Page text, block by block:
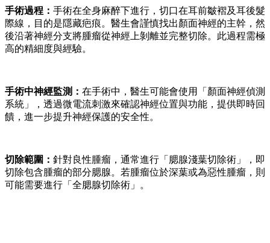
手術過程： 手術在全身麻醉下進行，切口在耳前皺褶及耳後髮
際線，目的是隱藏疤痕。醫生會謹慎找出顏面神經的主幹，然
後沿著神經分支將腫瘤從神經上剝離並完整切除。此過程需極
高的精細度與經驗。
手術中神經監測： 在手術中，醫生可能會使用「顏面神經偵測
系統」，透過微電流刺激來確認神經位置與功能，提供即時回
饋，進一步提升神經保護的安全性。
切除範圍： 針對良性腫瘤，通常進行「腮腺淺葉切除術」，即
切除包含腫瘤的部分腮腺。若腫瘤位於深葉或為惡性腫瘤，則
可能需要進行「全腮腺切除術」。